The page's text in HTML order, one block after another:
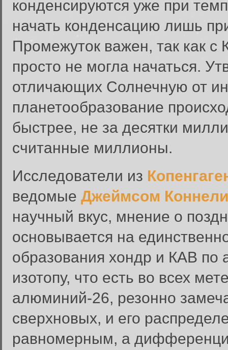
конденсируются уже при
начать конденсацию лишь
Промежуток важен, так как с
просто не могла начаться.
отличающих Солнечную от
планетообразование
быстрее, не за десятки
считанные миллионы.
Исследователи из
ведомые Джеймсом Коннели
научный вкус, мнение о
основывается на
образования хондр и КАВ
изотопу, что есть во всех
алюминий-26, резонно
сверхновых, и его
равномерным, а